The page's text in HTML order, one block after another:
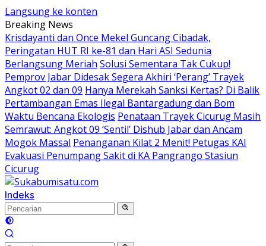
Langsung ke konten
Breaking News
Krisdayanti dan Once Mekel Guncang Cibadak,
Peringatan HUT RI ke-81 dan Hari ASI Sedunia
Berlangsung Meriah Solusi Sementara Tak Cukup!
Pemprov Jabar Didesak Segera Akhiri ‘Perang’ Trayek
Angkot 02 dan 09 Hanya Merekah Sanksi Kertas? Di Balik
Pertambangan Emas Ilegal Bantargadung dan Bom
Waktu Bencana Ekologis Penataan Trayek Cicurug Masih
Semrawut: Angkot 09 ‘Sentil’ Dishub Jabar dan Ancam
Mogok Massal Penanganan Kilat 2 Menit! Petugas KAI
Evakuasi Penumpang Sakit di KA Pangrango Stasiun
Cicurug
Indeks